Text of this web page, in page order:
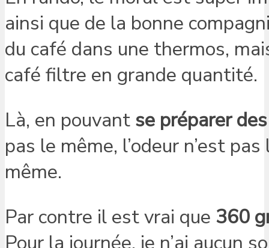
ainsi que de la bonne
du café dans une thermos,
café filtre en grande quantité.
Là, en pouvant se préparer
pas le même, l’odeur n’est
même.
Par contre il est vrai que 360